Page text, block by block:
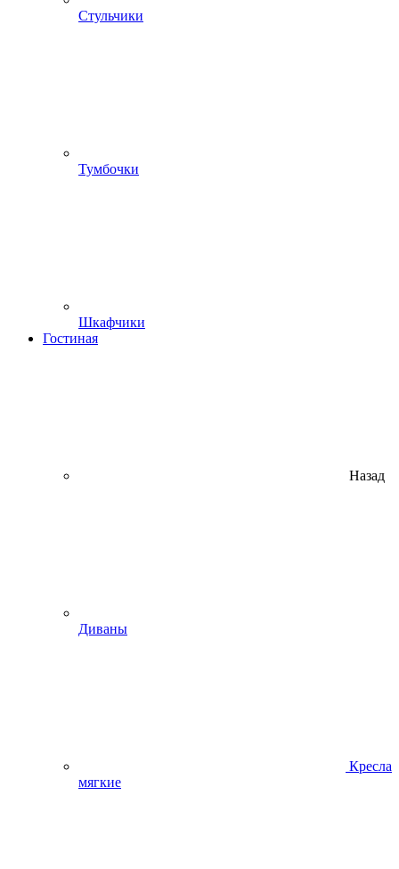
Стульчики
Тумбочки
Шкафчики
Гостиная
Назад
Диваны
Кресла
мягкие